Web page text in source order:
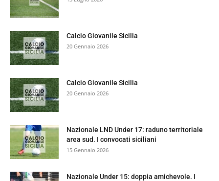
Calcio Giovanile Sicilia
20 Gennaio 2026
Calcio Giovanile Sicilia
20 Gennaio 2026
Nazionale LND Under 17: raduno territoriale
area sud. I convocati siciliani
15 Gennaio 2026
Nazionale Under 15: doppia amichevole. I